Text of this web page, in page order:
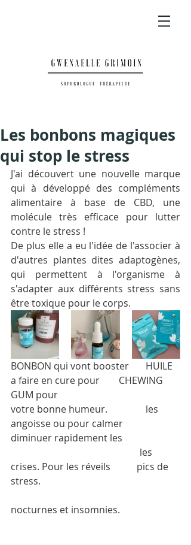
Les bonbons magiques
qui stop le stress
J'ai découvert une nouvelle marque
qui à développé des compléments
alimentaire à base de CBD, une
molécule très efficace pour lutter
contre le stress !
De plus elle a eu l'idée de l'associer à
d'autres plantes dites adaptogènes,
qui permettent à l'organisme à
s'adapter aux différents stress sans
être toxique pour le corps.
BONBON qui vont booster HUILE
a faire en cure pour CHEWING
GUM pour
votre bonne humeur.                les
angoisse ou pour calmer
diminuer rapidement les
crises. Pour les réveils           pics de
stress.
nocturnes et insomnies.